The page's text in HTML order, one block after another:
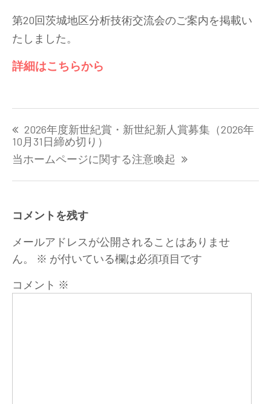
第20回茨城地区分析技術交流会のご案内を掲載い
たしました。
詳細はこちらから
稿
ナ
ビ
ゲ
シ
ン
2026年度新世紀賞・新世紀新人賞募集（2026年
10月31日締め切り）
当ホームページに関する注意喚起
コメントを残す
メールアドレスが公開されることはありませ
ん。
※ が付いている欄は必須項目です
コメント ※